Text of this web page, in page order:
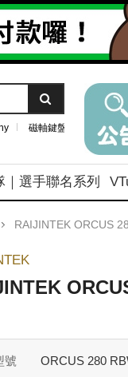
磁軸鍵盤
｜選手聯名系列
RAIJINTEK ORCUS 280 RBW水冷散
號
ORCUS 280